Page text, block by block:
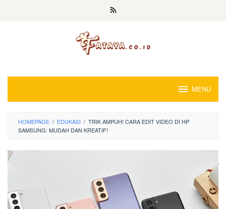
MENU
HOMEPAGE / EDUKASI / TRIK AMPUH! CARA EDIT VIDEO DI HP
SAMSUNG: MUDAH DAN KREATIF!